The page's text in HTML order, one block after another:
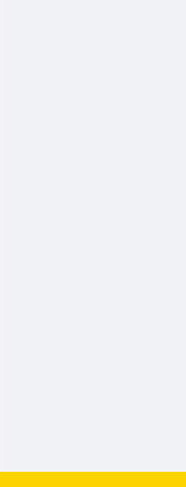
Gurken-